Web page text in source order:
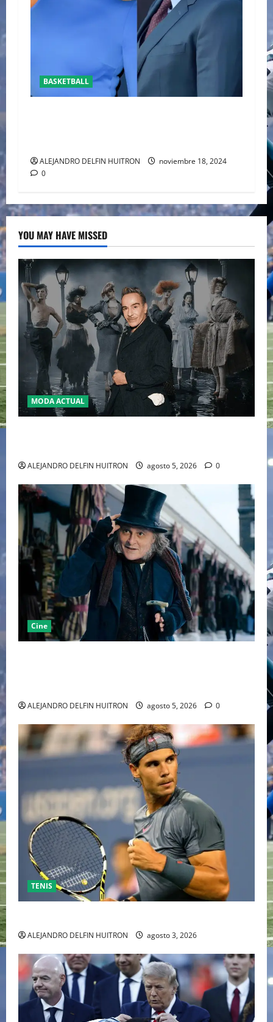
BASKETBALL
ALEJANDRO DELFIN HUITRON
noviembre 18, 2024
0
YOU MAY HAVE MISSED
MODA ACTUAL
ALEJANDRO DELFIN HUITRON agosto 5, 2026 0
Cine
ALEJANDRO DELFIN HUITRON agosto 5, 2026 0
TENIS
ALEJANDRO DELFIN HUITRON agosto 3, 2026